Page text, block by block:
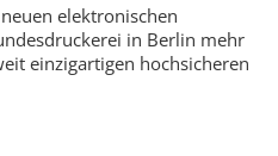
elektronischen
in Berlin mehr
einzigartigen hochsicheren